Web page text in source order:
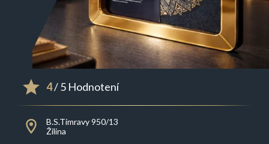
4/ 5 Hodnotení
B.S.Timravy 950/13
Žilina